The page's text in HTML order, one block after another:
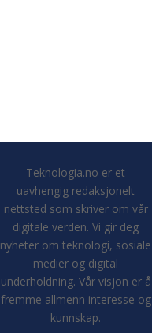
Teknologia.no er et
uavhengig redaksjonelt
nettsted som skriver om vår
digitale verden. Vi gir deg
nyheter om teknologi, sosiale
medier og digital
underholdning. Vår visjon er å
fremme allmenn interesse og
kunnskap.